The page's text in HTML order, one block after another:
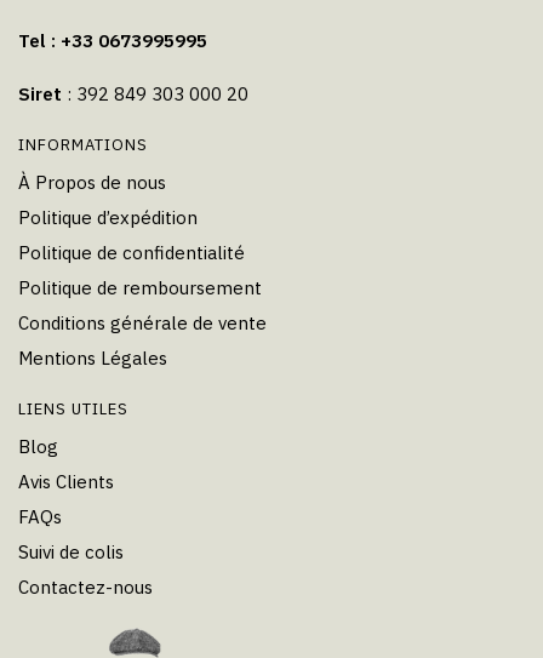
Tel : +33 0673995995
Siret : 392 849 303 000 20
INFORMATIONS
À Propos de nous
Politique d’expédition
Politique de confidentialité
Politique de remboursement
Conditions générale de vente
Mentions Légales
LIENS UTILES
Blog
Avis Clients
FAQs
Suivi de colis
Contactez-nous